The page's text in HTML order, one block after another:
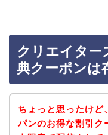
クリエイター
典クーポンは
ちょっと思ったけど
パンのお得な割引ク